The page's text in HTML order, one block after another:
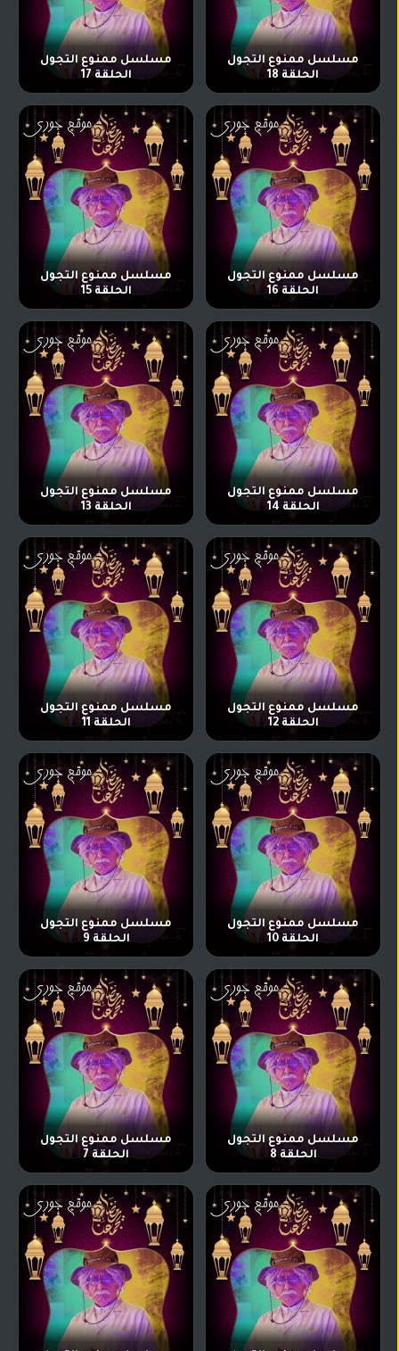
مسلسل ممنوع التجول
الحلقة 18
مسلسل ممنوع التجول
الحلقة 17
مسلسل ممنوع التجول
الحلقة 16
مسلسل ممنوع التجول
الحلقة 15
مسلسل ممنوع التجول
الحلقة 14
مسلسل ممنوع التجول
الحلقة 13
مسلسل ممنوع التجول
الحلقة 12
مسلسل ممنوع التجول
الحلقة 11
مسلسل ممنوع التجول
الحلقة 10
مسلسل ممنوع التجول
الحلقة 9
مسلسل ممنوع التجول
الحلقة 8
مسلسل ممنوع التجول
الحلقة 7